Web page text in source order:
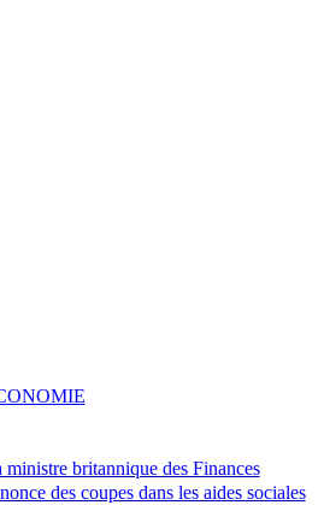
ministre britannique des Finances
des coupes dans les aides sociales